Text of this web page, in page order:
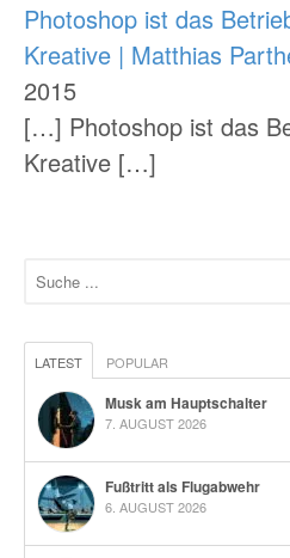
Photoshop ist das
Kreative | Matthias
2015
[…] Photoshop ist das
Kreative […]
LATEST POPULAR
Musk am Hauptschalter
7. AUGUST 2026
Fußtritt als Flugabwehr
6. AUGUST 2026